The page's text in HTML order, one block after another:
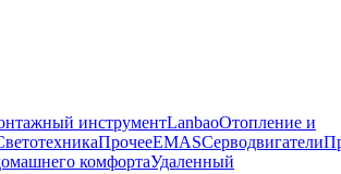
инструментLanbaoОтопление и
ПрочееEMASCерводвигатели
комфортаУдаленный